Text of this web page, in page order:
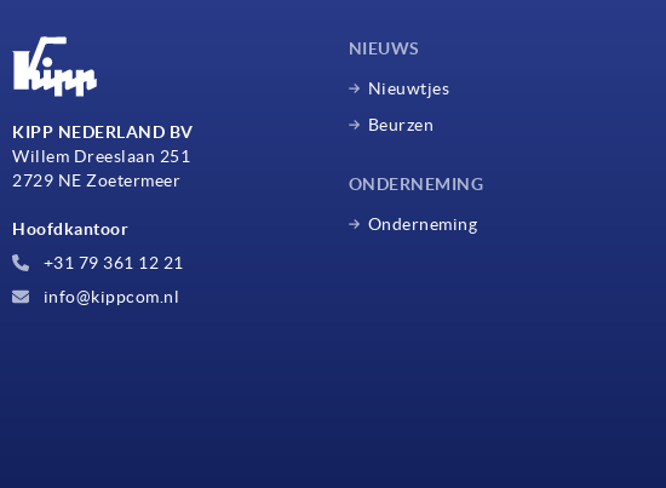
KIPP NEDERLAND BV
Willem Dreeslaan 251
2729 NE Zoetermeer
Hoofdkantoor
+31 79 361 12 21
info@kippcom.nl
NIEUWS
Nieuwtjes
Beurzen
ONDERNEMING
Onderneming